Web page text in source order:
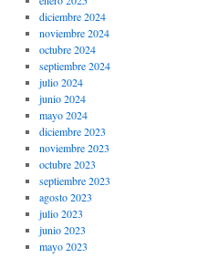
diciembre 2024
noviembre 2024
octubre 2024
septiembre 2024
julio 2024
junio 2024
mayo 2024
diciembre 2023
noviembre 2023
octubre 2023
septiembre 2023
agosto 2023
julio 2023
junio 2023
mayo 2023